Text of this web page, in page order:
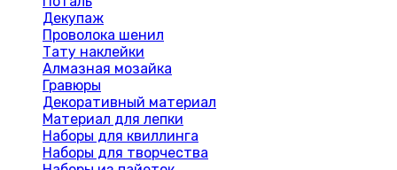
Декупаж
Проволока шенил
Тату наклейки
Алмазная мозайка
Гравюры
Декоративный материал
Материал для лепки
Наборы для квиллинга
Наборы для творчества